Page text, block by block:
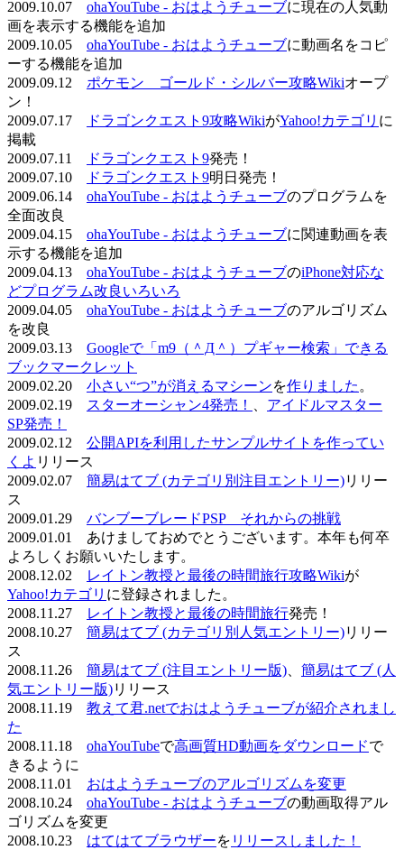
2009.10.07 ohaYouTube - おはようチューブに現在の人気動
画を表示する機能を追加
2009.10.05 ohaYouTube - おはようチューブに動画名をコピ
ーする機能を追加
2009.09.12 ポケモン ゴールド・シルバー攻略Wikiオープ
ン！
2009.07.17
ドラゴンクエスト9攻略WikiがYahoo!カテゴリ に
掲載
2009.07.11
ドラゴンクエスト9発売！
2009.07.10
ドラゴンクエスト9明日発売！
2009.06.14 ohaYouTube - おはようチューブのプログラムを
全面改良
2009.04.15 ohaYouTube - おはようチューブに関連動画を表
示する機能を追加
2009.04.13 ohaYouTube - おはようチューブのiPhone対応な
どプログラム改良いろいろ
2009.04.05 ohaYouTube - おはようチューブのアルゴリズム
を改良
2009.03.13 Googleで「m9（＾Д＾）プギャー検索」できる
ブックマークレット
2009.02.20 小さい“つ”が消えるマシーンを作りました 。
2009.02.19
スターオーシャン4発売！
アイドルマスター
SP発売！
2009.02.12 公開APIを利用したサンプルサイトを作ってい
くよ リリース
2009.02.07 簡易はてブ (カテゴリ別注目エントリー)リリー
ス
2009.01.29 バンブーブレードPSP それからの挑戦
2009.01.01 あけましておめでとうございます。本年も何卒
よろしくお願いいたします。
2008.12.02
レイトン教授と最後の時間旅行攻略Wikiが
Yahoo!カテゴリ に登録されました。
2008.11.27
レイトン教授と最後の時間旅行発売！
2008.10.27 簡易はてブ (カテゴリ別人気エントリー)リリー
ス
2008.11.26 簡易はてブ (注目エントリー版)
簡易はてブ (人
気エントリー版)リリース
2008.11.19 教えて君.netでおはようチューブが紹介されまし
た
2008.11.18 ohaYouTubeで高画質HD動画をダウンロードで
きるように
2008.11.01 おはようチューブのアルゴリズムを変更
2008.10.24 ohaYouTube - おはようチューブの動画取得アル
ゴリズムを変更
2008.10.23 はてはてブラウザーを リリースしました！